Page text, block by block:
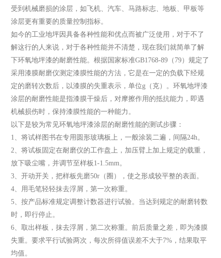
受到机械磨损的涂层，如飞机、汽车、马路标志、地板、甲板等
涂层更有重要的质量控制指标。
如今的工业地坪因具备各种性能和优点而被广泛使用，对于不了
解这行的人来说，对于各种性能并不清楚，现在我们就简单了解
下环氧地坪漆的耐磨性能。根据国家标准GB1768-89（79）规定了
采用漆膜耐磨仪测定漆膜性能的方法，它是在一定的负载下经规
定的磨转次数后，以漆膜的失重表示，单位g（克）。环氧地坪漆
涂层的耐磨性能是指漆膜干燥后，对摩擦作用的抵抗能力，即遇
机械损伤时，保持漆膜性能的一种能力。
以下是较为常见环氧地坪漆涂层的耐磨性能的测试步骤：
1、将试样图书在专用圆形玻璃板上，一般涂装二遍，间隔24h。
2、将试板固定在耐磨仪的工作盘上，加压臂上加上规定的载重，
放下吸尘嘴，并调节至样板1-1.5mm。
3、开动开关，把样板先磨50r（圈），使之形成较平整的表面。
4、用毛笔轻轻抹去浮屑，第一次称重。
5、按产品标准规定调整计数器进行试验。当达到规定的耐磨转数
时，即行停止。
6、取出样板，抹去浮屑，第二次称重。前后质量之差，即为漆膜
失重。要求平行试验两次，每次所得值误差不大于7%，结果取平
均值。